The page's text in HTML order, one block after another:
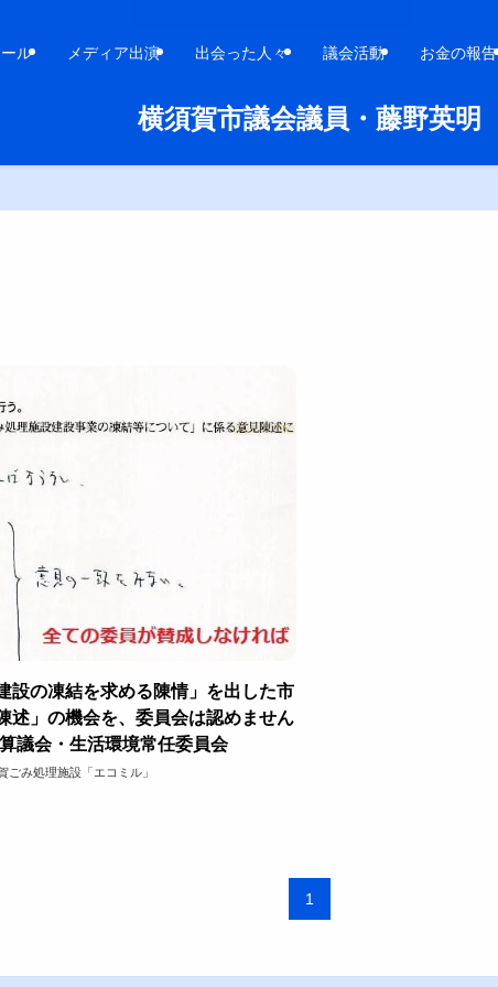
横須賀市議会議員・藤野英明
ル メディア出演 出会った人々 議会活動 お金の報告
設の凍結を求める陳情」を出した市
述」の機会を、委員会は認めません
議会・生活環境常任委員会
ごみ処理施設「エコミル」
1